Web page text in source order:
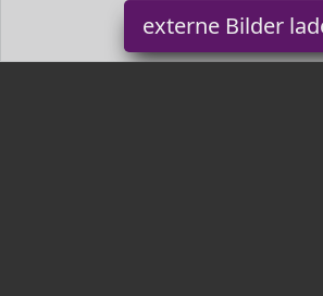
externe Bilder